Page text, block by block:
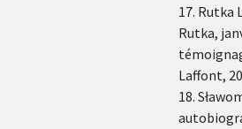
17. Rutka
Rutka,
Laffont,
18.